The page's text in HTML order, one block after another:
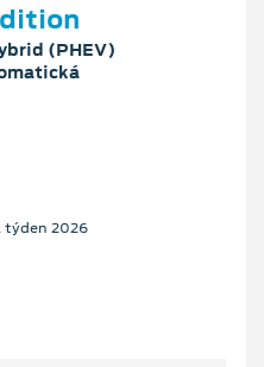
(PHEV)
týden 2026